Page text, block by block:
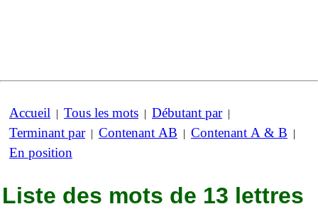
Accueil | Tous les mots | Débutant par|
Terminant par| Contenant AB | Contenant A & B |
En position
Liste des mots de 13 lettres